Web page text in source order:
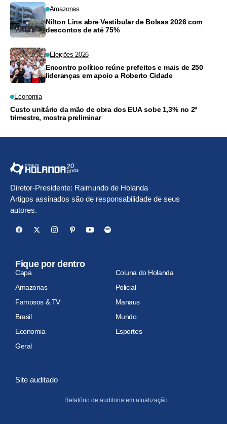
Amazonas
Nilton Lins abre Vestibular de Bolsas 2026 com
descontos de até 75%
Eleições 2026
Encontro político reúne prefeitos e mais de 250
lideranças em apoio a Roberto Cidade
Economia
Custo unitário da mão de obra dos EUA sobe 1,3% no 2º
trimestre, mostra preliminar
Diretor-Presidente: Raimundo de Holanda
Artigos assinados são de responsabilidade de seus
autores.
Fique por dentro
Capa
Coluna do Holanda
Amazonas
Policial
Famosos & TV
Manaus
Brasil
Mundo
Economia
Esportes
Geral
Site auditado
Relatório de auditoria em atualização